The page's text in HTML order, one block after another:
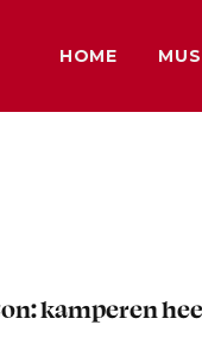
HOME
kamperen